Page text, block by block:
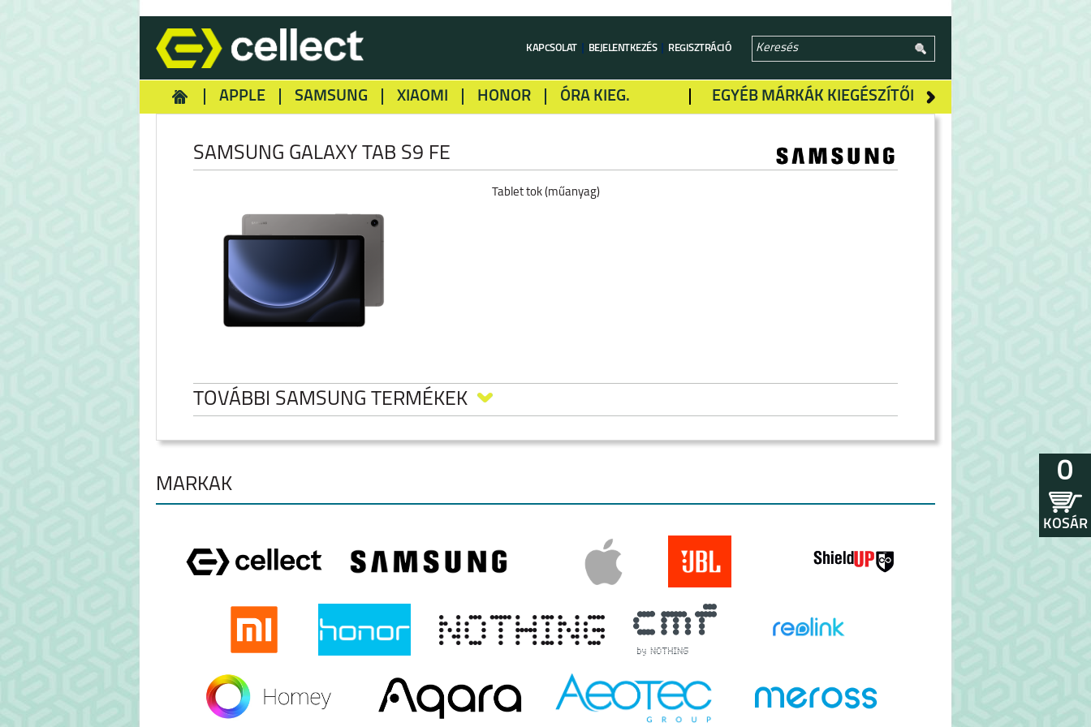
KAPCSOLAT BEJELENTKEZÉS REGISZTRÁCIÓ
EGYÉB MÁRKÁK KIEGÉSZÍTŐI
APPLE SAMSUNG XIAOMI HONOR ÓRA KIEG.
SAMSUNG GALAXY TAB S9 FE
Tablet tok (műanyag)
TOVÁBBI SAMSUNG TERMÉKEK
SAMSUNG GALAXY
SAMSUNG GALAXY
SAMSUNG GALAXY
SAMSUNG GALAXY
SAMSUNG GALAXY
SAMSUNG GALAXY
S26 ULTRA
SAMSUNG GALAXY
SAMSUNG GALAXY
A37
SAMSUNG GALAXY
A57
SAMSUNG GALAXY
S25 EDGE
MÁRKÁK 0
KOSÁR